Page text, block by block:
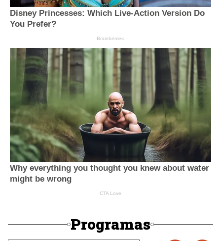
Programas